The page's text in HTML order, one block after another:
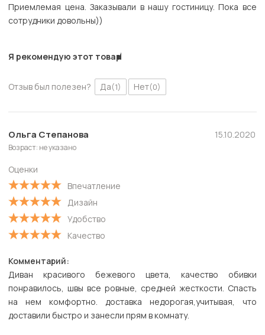
Приемлемая цена. Заказывали в нашу гостиницу. Пока все
сотрудники довольны))
Я рекомендую этот товар
Отзыв был полезен? Да(1) Нет(0)
Ольга Степанова
Возраст: не указано
Оценки
Впечатление
Дизайн
Удобство
Качество
15.10.2020
Комментарий:
Диван красивого бежевого цвета, качество обивки
понравилось, швы все ровные, средней жесткости. Спасть
на нем комфортно. доставка недорогая,учитывая, что
доставили быстро и занесли прям в комнату.